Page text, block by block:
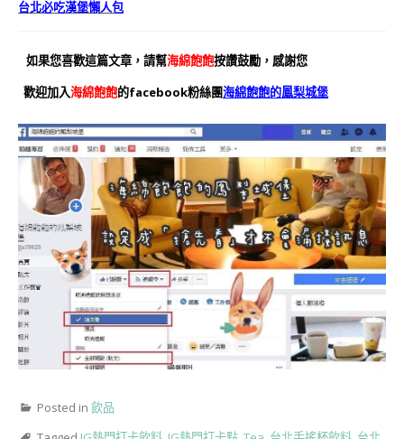
台北必吃漢堡懶人包
如果您喜歡這篇文章，請幫海綿飽飽按讚鼓勵，感謝您
歡迎加入海綿飽飽的facebook粉絲團海綿飽飽的鳳梨城堡
Posted in 飲品